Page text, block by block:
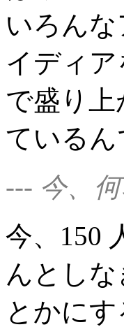
いろん
イディ
で盛り
ているん
--- 今、
今、150
んとし
とかにす